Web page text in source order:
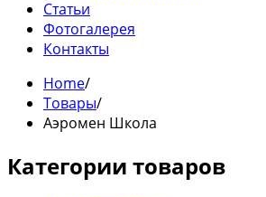
Статьи
Фотогалерея
Контакты
Home/
Товары/
Аэромен Школа
Категории товаров